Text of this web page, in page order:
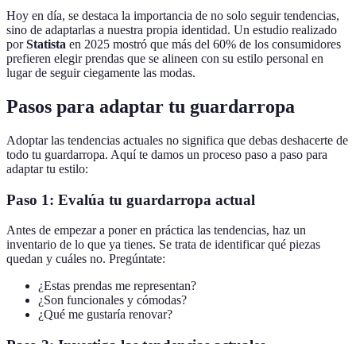
Hoy en día, se destaca la importancia de no solo seguir tendencias,
sino de adaptarlas a nuestra propia identidad. Un estudio realizado
porStatista en 2025 mostró que más del 60% de los consumidores
prefieren elegir prendas que se alineen con su estilo personal en
lugar de seguir ciegamente las modas.
Pasos para adaptar tu guardarropa
Adoptar las tendencias actuales no significa que debas deshacerte de
todo tu guardarropa. Aquí te damos un proceso paso a paso para
adaptar tu estilo:
Paso 1: Evalúa tu guardarropa actual
Antes de empezar a poner en práctica las tendencias, haz un
inventario de lo que ya tienes. Se trata de identificar qué piezas
quedan y cuáles no. Pregúntate:
¿Estas prendas me representan?
¿Son funcionales y cómodas?
¿Qué me gustaría renovar?